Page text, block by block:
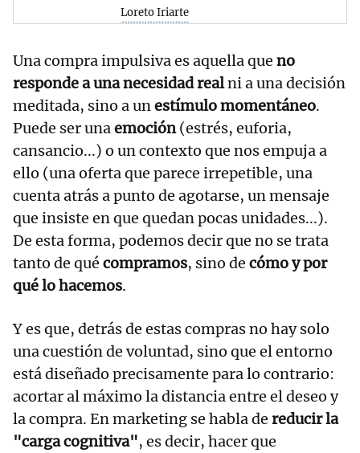
Loreto Iriarte
Una compra impulsiva es aquella que no
responde a una necesidad realni a una decisión
meditada, sino a unestímulo momentáneo.
Puede ser unaemoción(estrés, euforia,
cansancio...) o un contexto que nos empuja a
ello (una oferta que parece irrepetible, una
cuenta atrás a punto de agotarse, un mensaje
que insiste en que quedan pocas unidades...).
De esta forma, podemos decir que no se trata
tanto de qué compramos, sino de cómo y por
qué lo hacemos.
Y es que, detrás de estas compras no hay solo
una cuestión de voluntad, sino que el entorno
está diseñado precisamente para lo contrario:
acortar al máximo la distancia entre el deseo y
la compra. En marketing se habla de reducir la
"carga cognitiva", es decir, hacer que